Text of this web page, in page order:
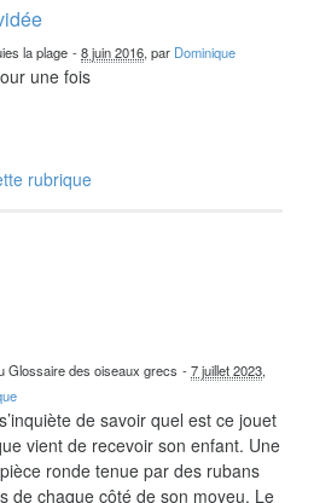
la plage -8 juin 2016, par Dominique
une fois
rubrique
Glossaire des oiseaux grecs -7 juillet 2023,
de savoir quel est ce jouet
vient de recevoir son enfant. Une
ronde tenue par des rubans
de chaque côté de son moyeu. Le